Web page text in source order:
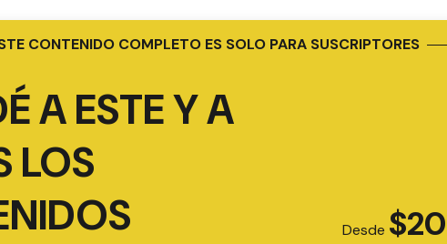
CONTENIDO COMPLETO ES SOLO PARA SUSCRIPTORES
A ESTE Y A
LOS
Desde $